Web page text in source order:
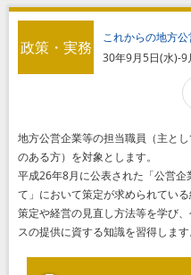
これからの地方
30年9月5日(水)-9
政策・実務
地方公営企業等の担当職員（主と
のある方）を対象とします。
平成26年8月に公表された「公営
て」において策定が求められてい
策定や経営の見直し方法等を学び
スの提供に資する知識を習得します